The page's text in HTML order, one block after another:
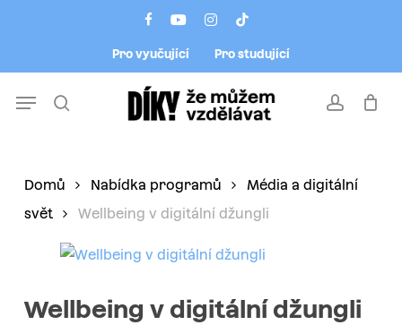
facebookyoutubeinstagram
tiktok
Pro vyučující Pro studující
account
Menu
Domů Nabídka programů
Média a digitální
svět
Wellbeing v digitální džungli
Wellbeing v digitální džungli